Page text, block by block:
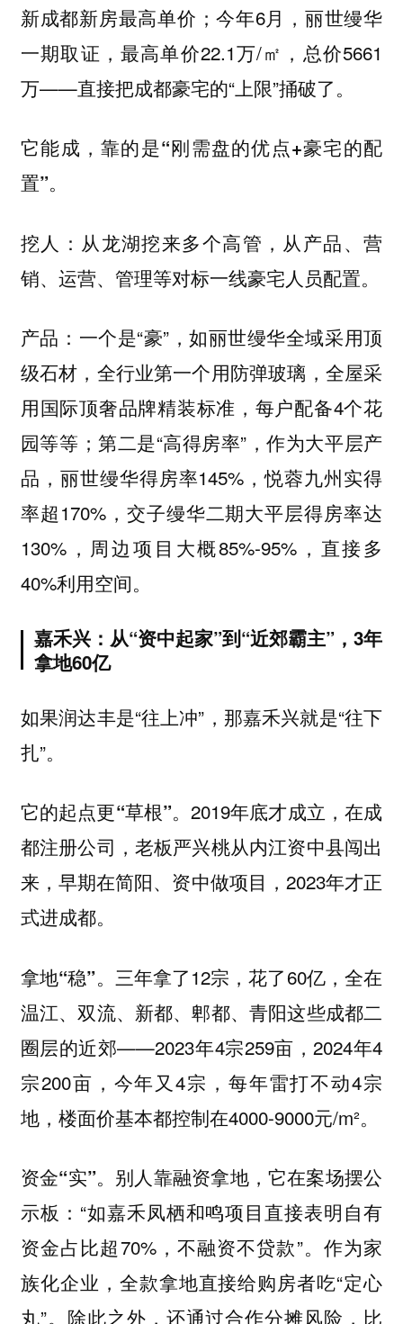
新成都新房最高单价；今年6月，丽世缦华
一期取证，最高单价22.1万/㎡，总价5661
万——直接把成都豪宅的“上限”捅破了。
它能成，靠的是“刚需盘的优点+豪宅的配
置”。
挖人： 从龙湖挖来多个高管，从产品、营
销、运营、管理等对标一线豪宅人员配置。
产品： 一个是“豪”，如丽世缦华全域采用顶
级石材，全行业第一个用防弹玻璃，全屋采
用国际顶奢品牌精装标准，每户配备4个花
园等等；第二是“高得房率”，作为大平层产
品，丽世缦华得房率145%，悦蓉九州实得
率超170%，交子缦华二期大平层得房率达
130%，周边项目大概85%-95%，直接多
40%利用空间。
嘉禾兴：从“资中起家”到“近郊霸主”，3年
拿地60亿
如果润达丰是“往上冲”，那嘉禾兴就是“往下
扎”。
它的起点更“草根”。2019年底才成立，在成
都注册公司，老板严兴桃从内江资中县闯出
来，早期在简阳、资中做项目，2023年才正
式进成都。
拿地“稳”。三年拿了12宗，花了60亿，全在
温江、双流、新都、郫都、青阳这些成都二
圈层的近郊——2023年4宗259亩，2024年4
宗200亩，今年又4宗，每年雷打不动4宗
地，楼面价基本都控制在4000-9000元/m²。
资金“实”。别人靠融资拿地，它在案场摆公
示板：“如嘉禾凤栖和鸣项目直接表明自有
资金占比超70%，不融资不贷款”。作为家
族化企业，全款拿地直接给购房者吃“定心
丸”。除此之外，还通过合作分摊风险，比